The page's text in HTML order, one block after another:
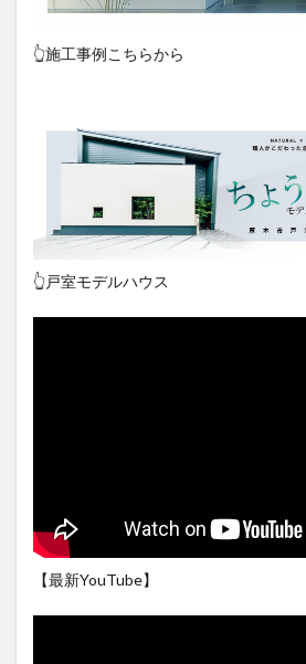
👆施工事例こちらから
👆戸室モデルハウス
【最新YouTube】